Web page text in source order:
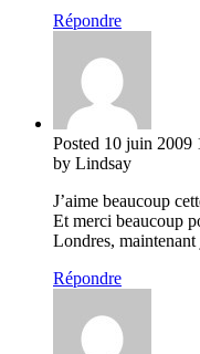
Répondre
Posted 10 juin 2009
by Lindsay
J’aime beaucoup
Et merci beaucoup
Londres,
Répondre